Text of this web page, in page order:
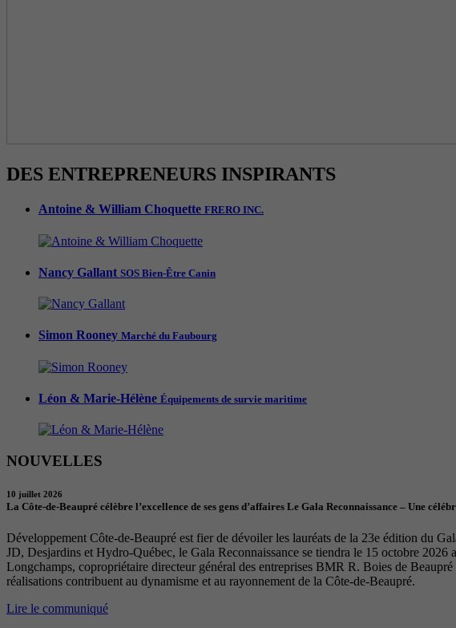
DES ENTREPRENEURS INSPIRANTS
Antoine & William Choquette FRERO INC.
Nancy Gallant SOS Bien-Être Canin
Simon Rooney Marché du Faubourg
Léon & Marie-Hélène Équipements de survie maritime
NOUVELLES
10 juillet 2026
La Côte-de-Beaupré célèbre l’excellence de ses gens d’affaires Le Gala Reconnaissance – Une
Développement Côte-de-Beaupré est fier de dévoiler les lauréats de la 23e édition du
JD, Desjardins et Hydro-Québec, le Gala Reconnaissance se tiendra le 15 octobre
Longchamps, copropriétaire directeur général des entreprises BMR R. Boies de
réalisations contribuent au dynamisme et au rayonnement de la Côte-de-Beaupré.
Lire le communiqué